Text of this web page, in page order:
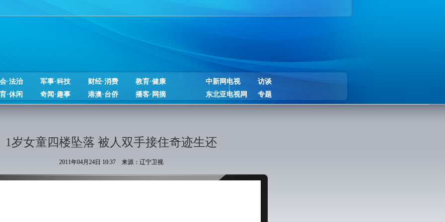
·法治 军事·科技 财经·消费
教育·健康
·休闲
奇闻·趣事 港澳·台侨 播客·网摘
中新网电视
访谈
东北亚电视网
专题
1岁女童四楼坠落 被人双手接住奇迹生还
2011年04月24日 10:37 来源：辽宁卫视